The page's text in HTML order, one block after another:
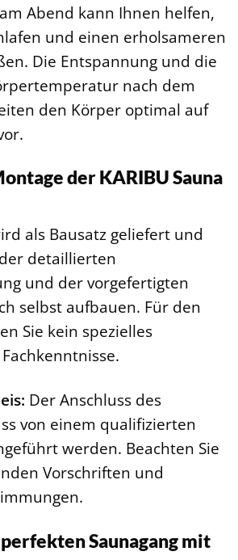
Abend kann Ihnen helfen,
und einen erholsameren
Die Entspannung und die
nach dem
den Körper optimal auf
der KARIBU Sauna
als Bausatz geliefert und
detaillierten
und der vorgefertigten
selbst aufbauen. Für den
Sie kein spezielles
Der Anschluss des
von einem qualifizierten
werden. Beachten Sie
Vorschriften und
Saunagang mit